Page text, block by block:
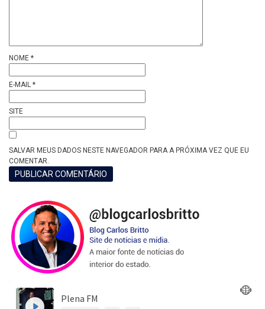
NOME *
E-MAIL *
SITE
SALVAR MEUS DADOS NESTE NAVEGADOR PARA A PRÓXIMA VEZ QUE EU
COMENTAR.